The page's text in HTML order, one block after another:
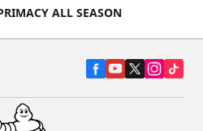
ALL SEASON